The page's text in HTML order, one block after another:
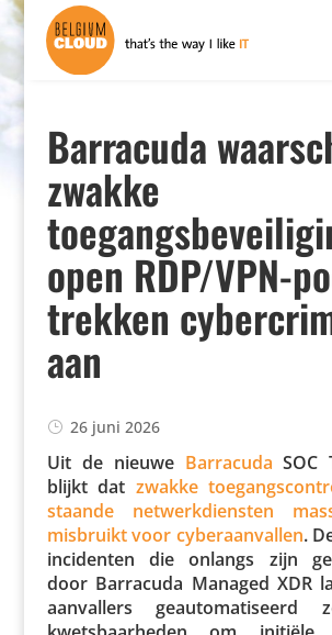
Barracuda
zwakke
open RDP/VPN-
trekken
aan
26 juni 2026
Uit de nieuwe Barracuda SOC
blijkt dat zwakke
staande netwerk­dien­sten
misbruikt voor cyber­aan­vallen.
inci­denten die onlangs zijn
door Barracuda Managed XDR
aanval­lers geau­to­ma­ti­seerd